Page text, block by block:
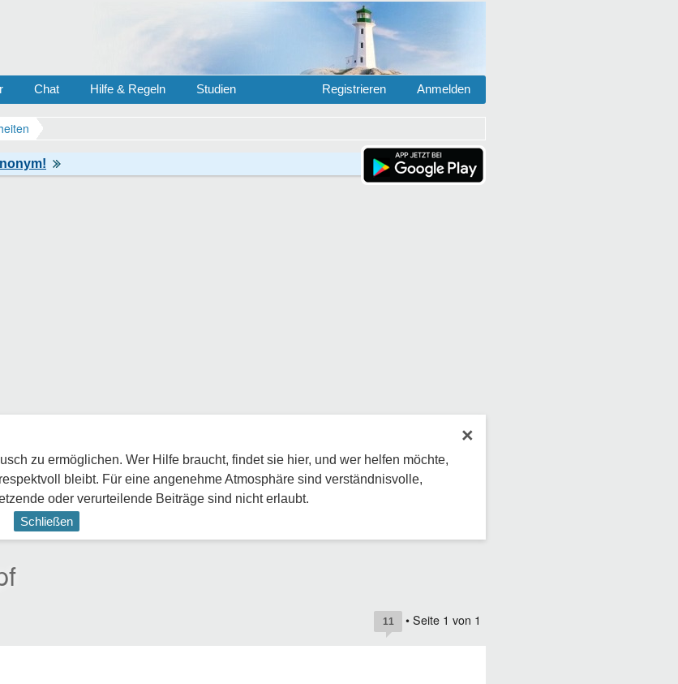
Chat Hilfe & Regeln Studien Anmelden
Registrieren
×
zu ermöglichen. Wer Hilfe braucht, findet sie hier, und wer helfen möchte,
bleibt. Für eine angenehme Atmosphäre sind verständnisvolle,
oder verurteilende Beiträge sind nicht erlaubt.
Schließen
11 • Seite 1 von 1